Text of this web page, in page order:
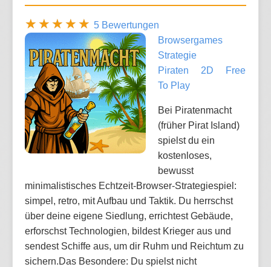
5 Bewertungen
Browsergames
Strategie
Piraten
2D
Free
To Play
Bei Piratenmacht
(früher Pirat Island)
spielst du ein
kostenloses,
bewusst
minimalistisches Echtzeit-Browser-Strategiespiel:
simpel, retro, mit Aufbau und Taktik. Du herrschst
über deine eigene Siedlung, errichtest Gebäude,
erforschst Technologien, bildest Krieger aus und
sendest Schiffe aus, um dir Ruhm und Reichtum zu
sichern.Das Besondere: Du spielst nicht